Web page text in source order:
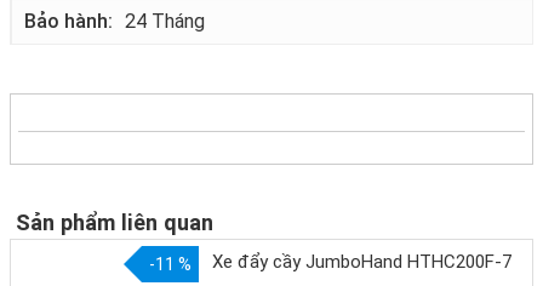
Bảo hành
24 Tháng
Sản phẩm liên quan
-11 %
Xe đẩy cầy JumboHand HTHC200F-7